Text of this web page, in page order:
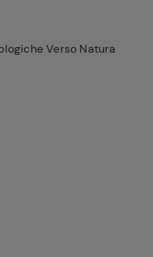
Verso Natura